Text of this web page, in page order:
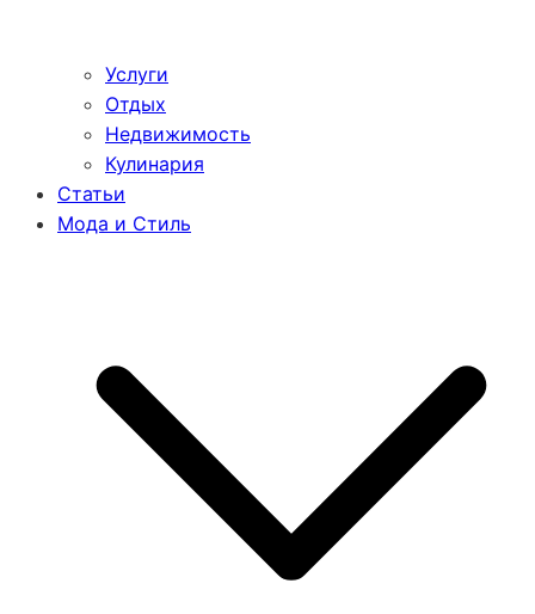
Услуги
Отдых
Недвижимость
Кулинария
Статьи
Мода и Стиль